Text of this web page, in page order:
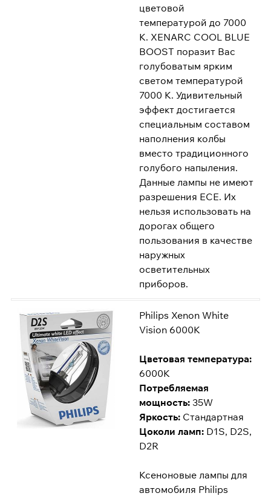
цветовой
температурой до 7000
К. XENARC COOL BLUE
BOOST поразит Вас
голубоватым ярким
светом температурой
7000 К. Удивительный
эффект достигается
специальным составом
наполнения колбы
вместо традиционного
голубого напыления.
Данные лампы не имеют
разрешения ECE. Их
нельзя использовать на
дорогах общего
пользования в качестве
наружных
осветительных
приборов.
Philips Xenon White
Vision 6000K
Цветовая температура:
6000K
Потребляемая
мощность: 35W
Яркость: Стандартная
Цоколи ламп: D1S, D2S,
D2R
Ксеноновые лампы для
автомобиля Philips